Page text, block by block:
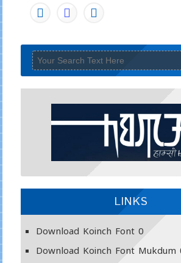
LINKS
Download Koinch Font0
Download Koinch Font Mukdum